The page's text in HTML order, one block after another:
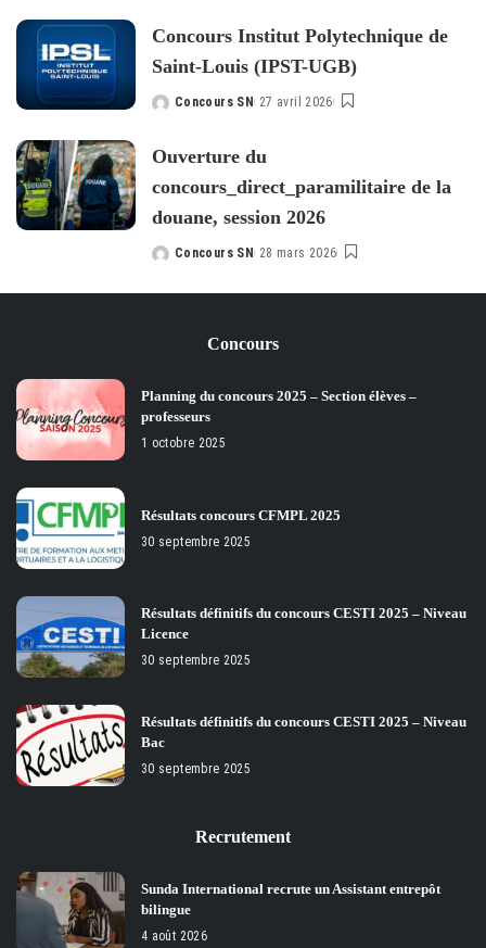
Concours Institut Polytechnique de
Saint-Louis (IPST-UGB)
Posted
Concours SN 27 avril 2026
Ouverture du
concours_direct_paramilitaire de la
douane, session 2026
Posted
Concours SN 28 mars 2026
Concours
Planning du concours 2025 – Section élèves –
professeurs
1 octobre 2025
Résultats concours CFMPL 2025
30 septembre 2025
Résultats définitifs du concours CESTI 2025 – Niveau
Licence
30 septembre 2025
Résultats définitifs du concours CESTI 2025 – Niveau
Bac
30 septembre 2025
Recrutement
Sunda International recrute un Assistant entrepôt
bilingue
4 août 2026